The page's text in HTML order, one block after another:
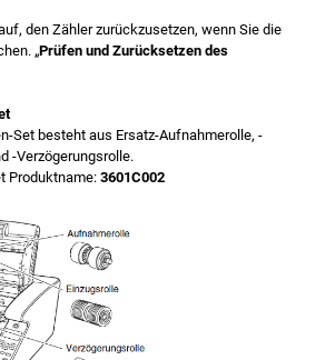
den Zähler zurückzusetzen, wenn Sie die
„Prüfen und Zurücksetzen des
Set besteht aus Ersatz-Aufnahmerolle, -
-Verzögerungsrolle.
Produktname:3601C002